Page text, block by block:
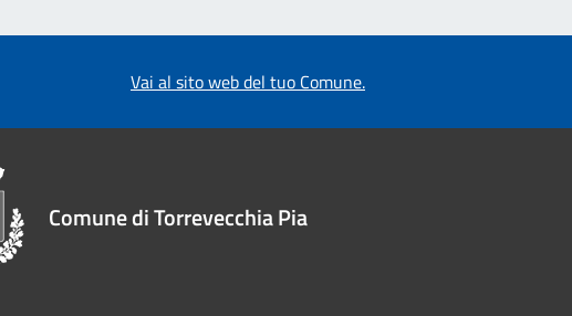
Vai al sito web del tuo Comune.
Comune di Torrevecchia Pia